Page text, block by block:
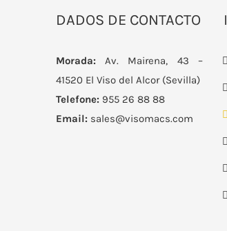
DADOS DE CONTACTO
Morada: Av. Mairena, 43 –
41520 El Viso del Alcor (Sevilla)
Telefone: 955 26 88 88
Email: sales@visomacs.com